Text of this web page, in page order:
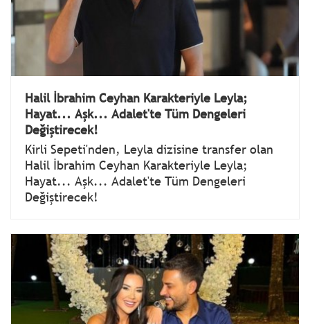
Halil İbrahim Ceyhan Karakteriyle Leyla;
Hayat... Aşk... Adalet'te Tüm Dengeleri
Değiştirecek!
Kirli Sepeti'nden, Leyla dizisine transfer olan
Halil İbrahim Ceyhan Karakteriyle Leyla;
Hayat... Aşk... Adalet'te Tüm Dengeleri
Değiştirecek!